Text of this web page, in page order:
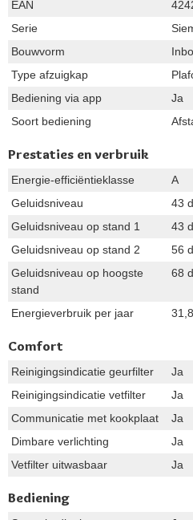
EAN
Serie
Bouwvorm
Type afzuigkap
Bediening via app
Ja
Soort bediening
Prestaties en verbruik
Energie-efficiëntieklasse
A
Geluidsniveau
43
Geluidsniveau op stand 1
43
Geluidsniveau op stand 2
56
Geluidsniveau op hoogste
stand
68
Energieverbruik per jaar
Comfort
Reinigingsindicatie geurfilter
Ja
Reinigingsindicatie vetfilter
Ja
Communicatie met kookplaat
Ja
Dimbare verlichting
Ja
Vetfilter uitwasbaar
Ja
Bediening